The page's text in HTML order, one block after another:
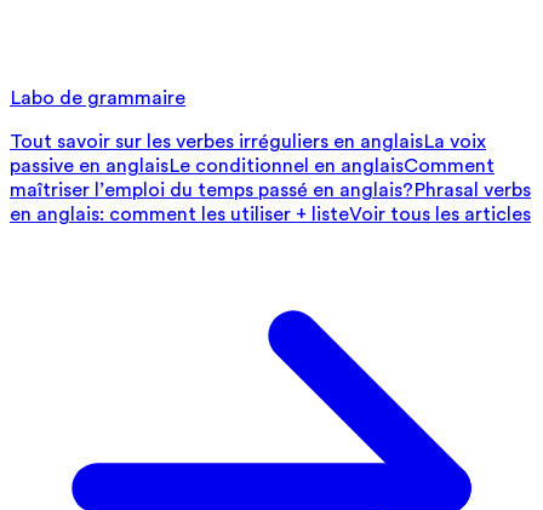
Labo de grammaire
Tout savoir sur les verbes irréguliers en anglaisLa voix
passive en anglaisLe conditionnel en anglaisComment
maîtriser l’emploi du temps passé en anglais?Phrasal verbs
en anglais: comment les utiliser + listeVoir tous les articles